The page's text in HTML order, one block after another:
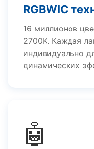
RGBWIC
16 миллионов
2700K. Каждая
индивидуально
динамических
🤖